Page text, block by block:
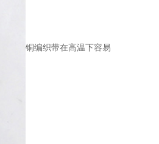
铜编织带在高温下容易